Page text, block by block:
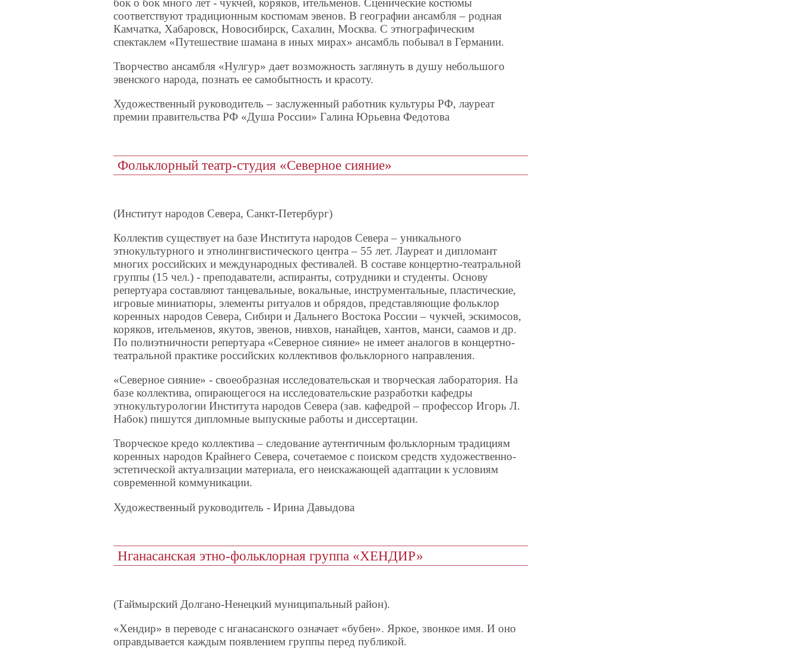
соответствуют традиционным костюмам эвенов. В географии ансамбля – родная
Камчатка, Хабаровск, Новосибирск, Сахалин, Москва. С этнографическим
спектаклем «Путешествие шамана в иных мирах» ансамбль побывал в Германии.
Творчество ансамбля «Нулгур» дает возможность заглянуть в душу небольшого
эвенского народа, познать ее самобытность и красоту.
Художественный руководитель – заслуженный работник культуры РФ, лауреат
премии правительства РФ «Душа России» Галина Юрьевна Федотова
Фольклорный театр-студия «Северное сияние»
(Институт народов Севера, Санкт-Петербург)
Коллектив существует на базе Института народов Севера – уникального
этнокультурного и этнолингвистического центра – 55 лет. Лауреат и дипломант
многих российских и международных фестивалей. В составе концертно-театральной
группы (15 чел.) - преподаватели, аспиранты, сотрудники и студенты. Основу
репертуара составляют танцевальные, вокальные, инструментальные, пластические,
игровые миниатюры, элементы ритуалов и обрядов, представляющие фольклор
коренных народов Севера, Сибири и Дальнего Востока России – чукчей, эскимосов,
коряков, ительменов, якутов, эвенов, нивхов, нанайцев, хантов, манси, саамов и др.
По полиэтничности репертуара «Северное сияние» не имеет аналогов в концертно-
театральной практике российских коллективов фольклорного направления.
«Северное сияние» - своеобразная исследовательская и творческая лаборатория. На
базе коллектива, опирающегося на исследовательские разработки кафедры
этнокультурологии Института народов Севера (зав. кафедрой – профессор Игорь Л.
Набок) пишутся дипломные выпускные работы и диссертации.
Творческое кредо коллектива – следование аутентичным фольклорным традициям
коренных народов Крайнего Севера, сочетаемое с поиском средств художественно-
эстетической актуализации материала, его неискажающей адаптации к условиям
современной коммуникации.
Художественный руководитель - Ирина Давыдова
Нганасанская этно-фольклорная группа «ХЕНДИР»
(Таймырский Долгано-Ненецкий муниципальный район).
«Хендир» в переводе с нганасанского означает «бубен». Яркое, звонкое имя. И оно
оправдывается каждым появлением группы перед публикой.